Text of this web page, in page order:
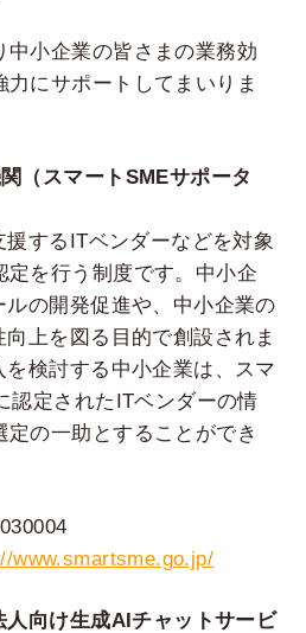
中小企業の皆さまの業務効
にサポートしてまいりま
（スマートSMEサポータ
するITベンダーなどを対象
定を行う制度です。中小企
の開発促進や、中小企業の
上を図る目的で創設されま
を検討する中小企業は、スマ
認定されたITベンダーの情
の一助とすることができ
www.smartsme.go.jp/
向け生成AIチャットサービ